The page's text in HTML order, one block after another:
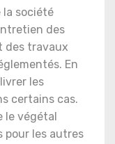
la société
des
des travaux
En
les
certains cas.
le végétal
pour les autres